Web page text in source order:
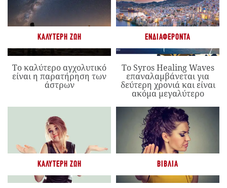
ΚΑΛΎΤΕΡΗ ΖΩΉ
Το καλύτερο αγχολυτικό
είναι η παρατήρηση των
άστρων
ΕΝΔΙΑΦΈΡΟΝΤΑ
Το Syros Healing Waves
επαναλαμβάνεται για
δεύτερη χρονιά και είναι
ακόμα μεγαλύτερο
ΚΑΛΎΤΕΡΗ ΖΩΉ ΒΙΒΛΊΑ